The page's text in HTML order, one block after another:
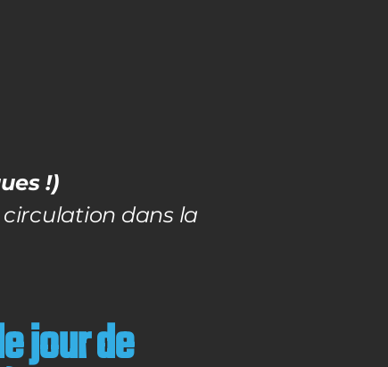
!)
dans la
jour de